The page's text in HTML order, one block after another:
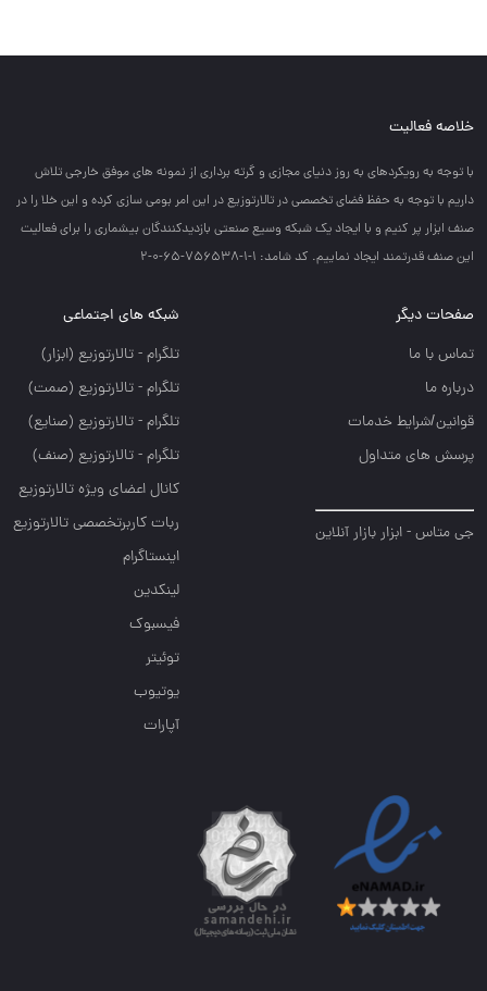
خلاصه فعالیت
با توجه به رويكردهاي به روز دنياي مجازي و گرته برداري از نمونه هاي موفق خارجي تلاش
داريم با توجه به حفظ فضاي تخصصي در تالارتوزيع در اين امر بومي سازي كرده و اين خلا را در
صنف ابزار پر كنيم و با ايجاد يك شبكه وسيع صنعتي بازديدكنندگان بيشماري را براي فعاليت
اين صنف قدرتمند ايجاد نماييم. کد شامد: 1-1-756538-65-0-2
صفحات دیگر
تماس با ما
درباره ما
قوانین/شرایط خدمات
پرسش های متداول
جی متاس - ابزار بازار آنلاین
شبکه های اجتماعی
تلگرام - تالارتوزيع (ابزار)
تلگرام - تالارتوزيع (صمت)
تلگرام - تالارتوزيع (صنايع)
تلگرام - تالارتوزیع (صنف)
کانال اعضای ویژه تالارتوزیع
ربات کاربرتخصصی تالارتوزیع
اینستاگرام
لینکدین
فیسبوک
توئیتر
یوتیوب
آپارات